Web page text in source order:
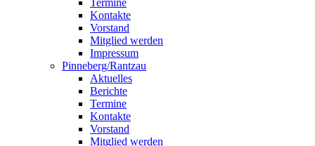
Termine
Kontakte
Vorstand
Mitglied werden
Impressum
Pinneberg/Rantzau
Aktuelles
Berichte
Termine
Kontakte
Vorstand
Mitglied werden